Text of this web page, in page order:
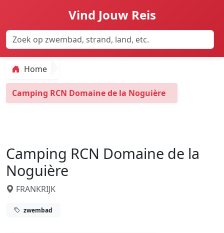
Vind Jouw Reis
Home
Camping RCN Domaine de la Noguière
Camping RCN Domaine de la
Noguière
FRANKRIJK
zwembad